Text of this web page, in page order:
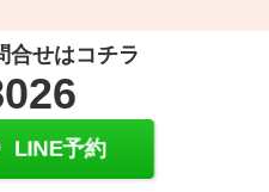
合せはコチラ
LINE予約